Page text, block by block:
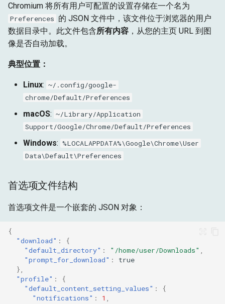
无障碍
媒体与音频
打印
WebRTC 与点对点
站点隔离与安全
安装与国家元数据
实验性功能
DevTools 与开发者选项
同步与登录控制
会话事件与崩溃处理
隐身与指纹识别
Chromium 将所有用户可配置的设置存储在一个名为
Preferences 的 JSON 文件中，该文件位于浏览器的用户
数据目录中。此文件包含所有内容 ，从您的主页 URL 到图
像是否自动加载。
典型位置：
Linux: ~/.config/google-
chrome/Default/Preferences
macOS: ~/Library/Application
Support/Google/Chrome/Default/Preferences
Windows: %LOCALAPPDATA%\Google\Chrome\User
Data\Default\Preferences
首选项文件结构
首选项文件是一个嵌套的 JSON 对象：
{
"download" :
{
"default_directory" : "/home/user/Downloads" ,
"prompt_for_download" :
true
},
"profile" :
{
"default_content_setting_values" :
{
"notifications" : 1 ,